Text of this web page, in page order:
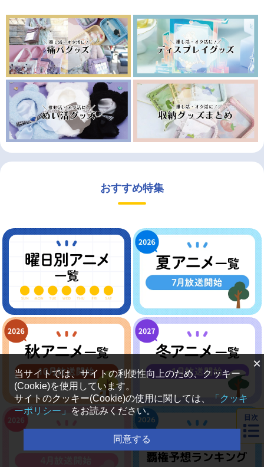
おすすめ特集
目次
×
当サイトでは、サイトの利便性向上のため、クッキー
(Cookie)を使用しています。
サイトのクッキー(Cookie)の使用に関しては、
「クッキ
ーポリシー」
をお読みください。
同意する